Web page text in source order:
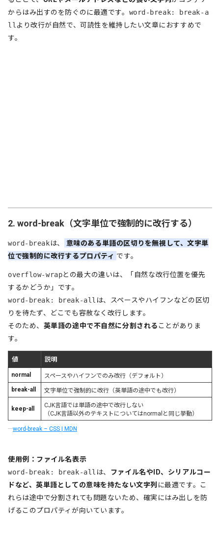
からはみ出すのを防ぐのに最適です。 word-break: break-a
ll より改行が自然で、可読性を維持したい文章におすすめで
す。
2. word-break（文字単位で強制的に改行する）
word-breakは、
意味のある単語の区切りを無視して、文字単
位で強制的に改行するプロパティ です。
overflow-wrapとの最大の違いは、「自然な改行位置を優先
するかどうか」です。
word-break: break-all は、スペースやハイフンなどの区切
りを待たず、どこでも容赦なく改行します。
そのため、 英単語の途中で不自然に分割される ことがありま
す。
値 説明
normal
スペースやハイフンでのみ改行（デフォルト）
break-all
文字単位で強制的に改行（英単語の途中でも改行）
keep-all
CJK言語では単語の途中で改行しない
（CJK言語以外のテキストについてはnormalと同じ挙動）
word-break – CSS | MDN
使用例：ファイル名表示
word-break: break-all は、 ファイル名やID、シリアルコー
ドなど、英単語としての意味を持たない文字列 に最適です。こ
れらは途中で分割されても問題ないため、確実にはみ出しを防
げるこのプロパティが向いています。